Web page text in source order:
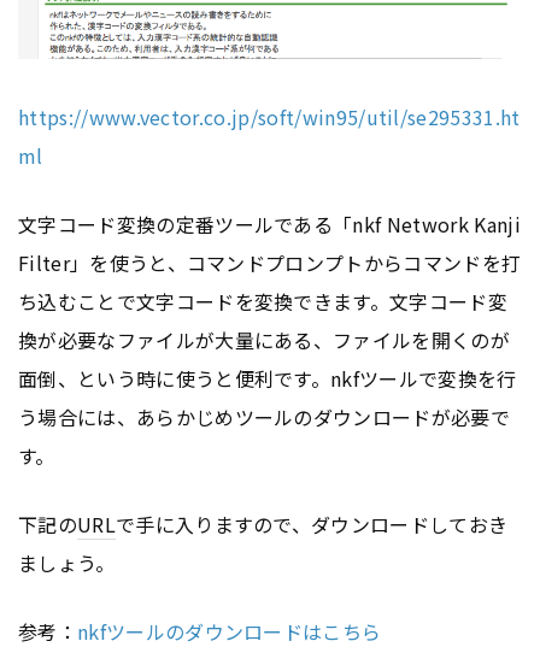
https://www.vector.co.jp/soft/win95/util/se295331.ht
ml
文字コード変換の定番ツールである「nkf Network Kanji
Filter」を使うと、コマンドプロンプトからコマンドを打
ち込むことで文字コードを変換できます。文字コード変
換が必要なファイルが大量にある、ファイルを開くのが
面倒、という時に使うと便利です。nkfツールで変換を行
う場合には、あらかじめツールのダウンロードが必要で
す。
下記のURLで手に入りますので、ダウンロードしておき
ましょう。
参考： nkfツールのダウンロードはこちら